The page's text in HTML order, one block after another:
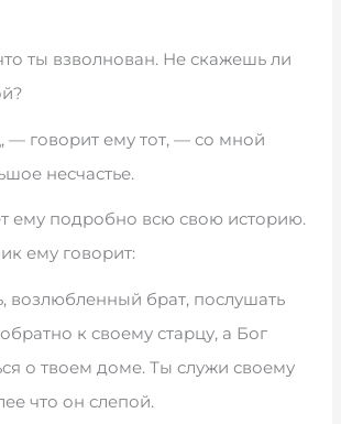
ты взволнован. Не скажешь ли
— говорит ему тот, — со мной
несчастье.
ему подробно всю свою историю.
ему говорит:
возлюбленный брат, послушать
к своему старцу, а Бог
о твоем доме. Ты служи своему
что он слепой.